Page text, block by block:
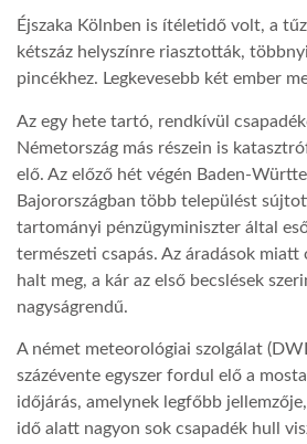
Éjszaka Kölnben is ítéletidő volt, a
kétszáz helyszínre riasztották,
pincékhez. Legkevesebb két ember
Az egy hete tartó, rendkívül
Németország más részein is
elő. Az előző hét végén Baden-
Bajorországban több települést
tartományi pénzügyminiszter által
természeti csapás. Az áradások miatt
halt meg, a kár az első becslések
nagyságrendű.
A német meteorológiai szolgálat
százévente egyszer fordul elő a
időjárás, amelynek legfőbb
idő alatt nagyon sok csapadék hull